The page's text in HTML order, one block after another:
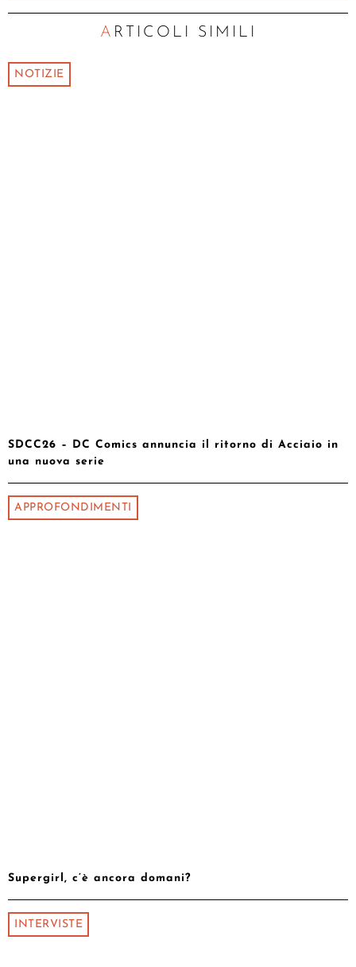
ARTICOLI SIMILI
NOTIZIE
SDCC26 – DC Comics annuncia il ritorno di Acciaio in
una nuova serie
APPROFONDIMENTI
Supergirl, c’è ancora domani?
INTERVISTE